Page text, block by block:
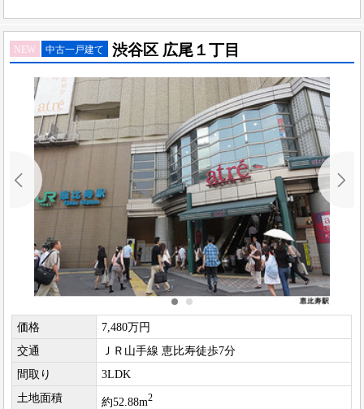
NEW 中古一戸建て 渋谷区 広尾１丁目
価格
7,480万円
交通
ＪＲ山手線 恵比寿徒歩7分
間取り
3LDK
土地面積
約52.88m2